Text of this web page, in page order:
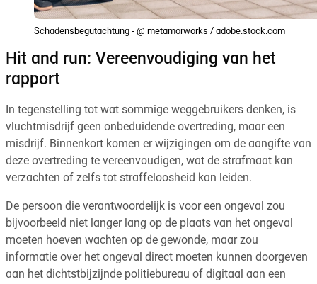
Schadensbegutachtung - @ metamorworks / adobe.stock.com
Hit and run: Vereenvoudiging van het
rapport
In tegenstelling tot wat sommige weggebruikers denken, is
vluchtmisdrijf geen onbeduidende overtreding, maar een
misdrijf. Binnenkort komen er wijzigingen om de aangifte van
deze overtreding te vereenvoudigen, wat de strafmaat kan
verzachten of zelfs tot straffeloosheid kan leiden.
De persoon die verantwoordelijk is voor een ongeval zou
bijvoorbeeld niet langer lang op de plaats van het ongeval
moeten hoeven wachten op de gewonde, maar zou
informatie over het ongeval direct moeten kunnen doorgeven
aan het dichtstbijzijnde politiebureau of digitaal aan een